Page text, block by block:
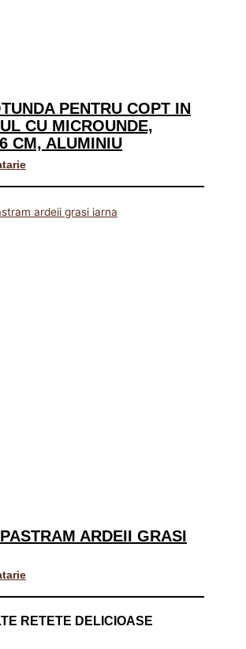
PENTRU COPT IN
CU MICROUNDE,
CM, ALUMINIU
ARDEII GRASI
RETETE DELICIOASE